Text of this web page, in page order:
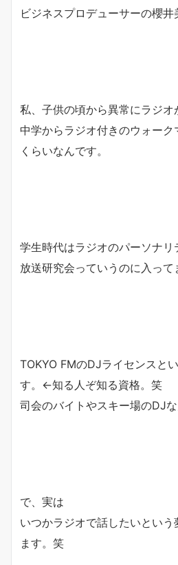
ビジネスプロデューサーの櫻井
私、子供の頃から異常にラジオ
中学からラジオ付きのウォー
くらいなんです。
学生時代はラジオのパーソナリ
放送研究会っていうのに入って
TOKYO FMのDJライセンスと
す。←知る人ぞ知る資格。笑
司会のバイトやスキー場のDJな
で、実は
いつかラジオで話したいとい
ます。笑